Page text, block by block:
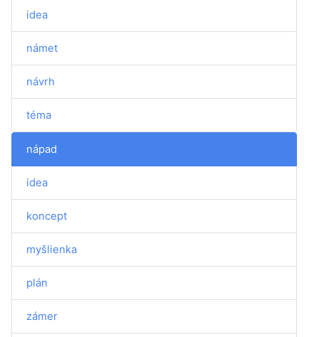
idea
námet
návrh
téma
nápad
idea
koncept
myšlienka
plán
zámer